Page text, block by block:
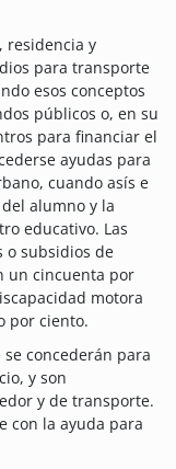
residencia y
para transporte
esos conceptos
públicos o, en su
para financiar el
ayudas para
cuando asís e
alumno y la
educativo. Las
o subsidios de
un cincuenta por
motora
por ciento.
concederán para
y son
y de transporte.
con la ayuda para